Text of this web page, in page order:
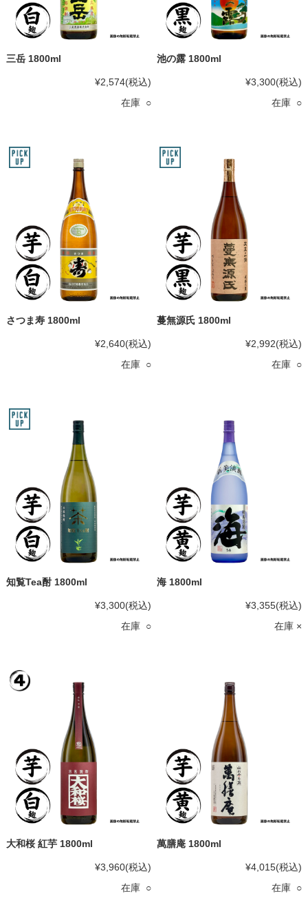
三岳 1800ml
¥2,574(税込)
在庫 ○
池の露 1800ml
¥3,300(税込)
在庫 ○
さつま寿 1800ml
¥2,640(税込)
在庫 ○
蔓無源氏 1800ml
¥2,992(税込)
在庫 ○
知覧Tea酎 1800ml
¥3,300(税込)
在庫 ○
海 1800ml
¥3,355(税込)
在庫 ×
大和桜 紅芋 1800ml
¥3,960(税込)
在庫 ○
萬膳庵 1800ml
¥4,015(税込)
在庫 ○